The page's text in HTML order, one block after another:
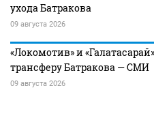
ухода Батракова
09 августа 2026
«Локомотив» и
трансферу Батракова — СМИ
09 августа 2026